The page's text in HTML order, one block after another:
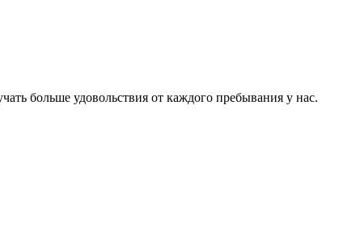
больше удовольствия от каждого пребывания у нас.